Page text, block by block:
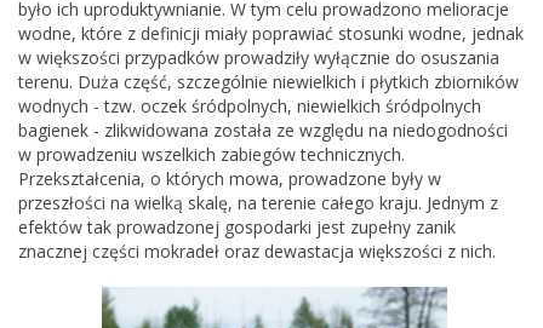
było ich uproduktywnianie. W tym celu prowadzono melioracje
wodne, które z definicji miały poprawiać stosunki wodne, jednak
w większości przypadków prowadziły wyłącznie do osuszania
terenu. Duża część, szczególnie niewielkich i płytkich zbiorników
wodnych - tzw. oczek śródpolnych, niewielkich śródpolnych
bagienek - zlikwidowana została ze względu na niedogodności
w prowadzeniu wszelkich zabiegów technicznych.
Przekształcenia, o których mowa, prowadzone były w
przeszłości na wielką skalę, na terenie całego kraju. Jednym z
efektów tak prowadzonej gospodarki jest zupełny zanik
znacznej części mokradeł oraz dewastacja większości z nich.